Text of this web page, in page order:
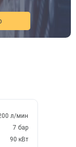
л/мин
7 бар
90 кВт